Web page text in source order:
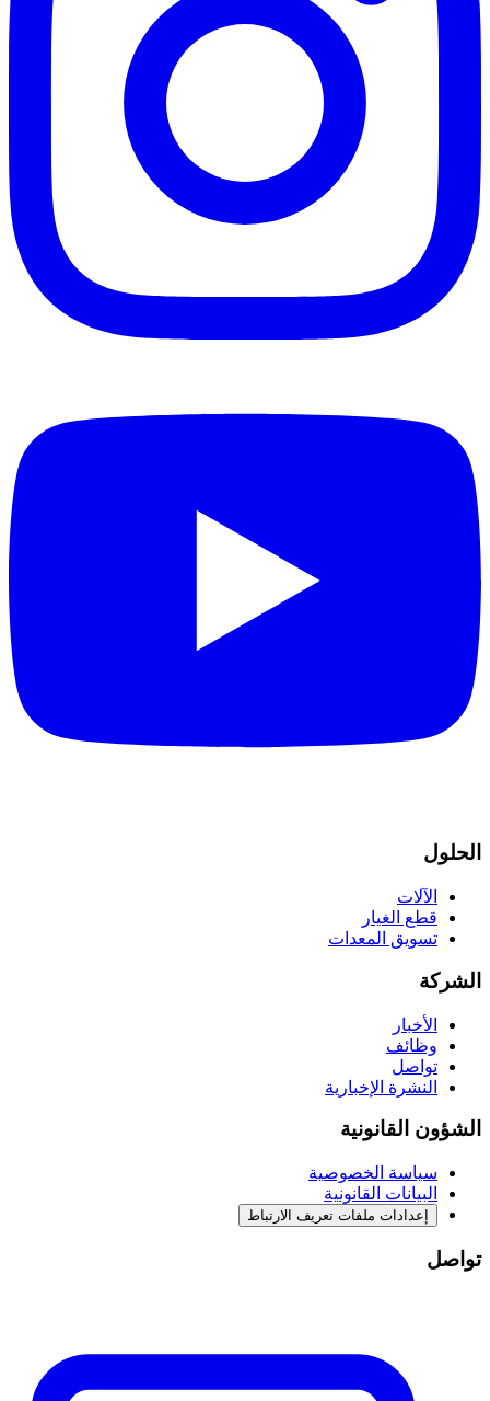
الحلول
الآلات
قطع الغيار
تسويق المعدات
الشركة
الأخبار
وظائف
تواصل
النشرة الإخبارية
الشؤون القانونية
سياسة الخصوصية
البيانات القانونية
إعدادات ملفات تعريف الارتباط
تواصل